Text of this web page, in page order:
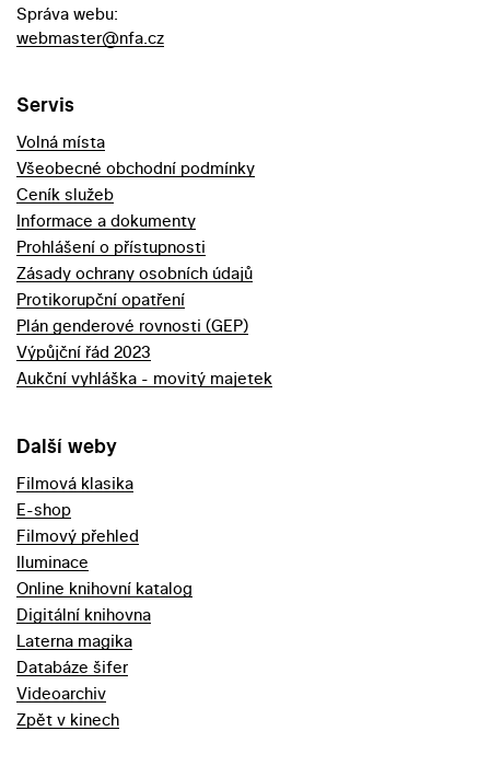
Správa webu:
webmaster@nfa.cz
Servis
Volná místa
Všeobecné obchodní podmínky
Ceník služeb
Informace a dokumenty
Prohlášení o přístupnosti
Zásady ochrany osobních údajů
Protikorupční opatření
Plán genderové rovnosti (GEP)
Výpůjční řád 2023
Aukční vyhláška - movitý majetek
Další weby
Filmová klasika
E-shop
Filmový přehled
Iluminace
Online knihovní katalog
Digitální knihovna
Laterna magika
Databáze šifer
Videoarchiv
Zpět v kinech